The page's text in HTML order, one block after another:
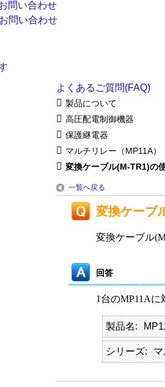
よくあるご質問(FAQ)
製品について
高圧配電制御機器
保護継電器
マルチリレー（MP11A）
変換ケーブル(M-TR1)の
一覧へ戻る
変換ケーブ
変換ケーブル
回答
1台のMP11A
製品名
シリーズ